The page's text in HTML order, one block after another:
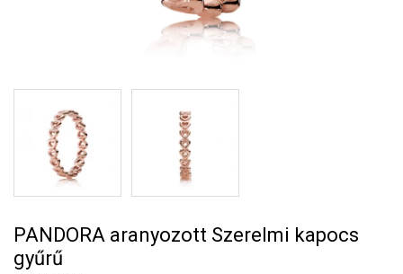
PANDORA aranyozott Szerelmi kapocs
gyűrű